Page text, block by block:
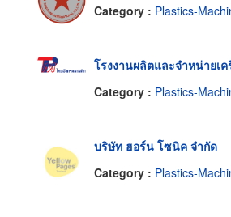
Category : Plastics-
โรงงานผลิตและจำหน่ายเ
Category : Plastics-
บริษัท ฮอร์น โซนิค จำกัด
Category : Plastics-